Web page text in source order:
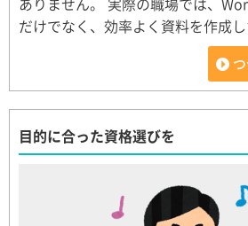
だけでなく、効率よく資料を作成
目的に合った資格選びを